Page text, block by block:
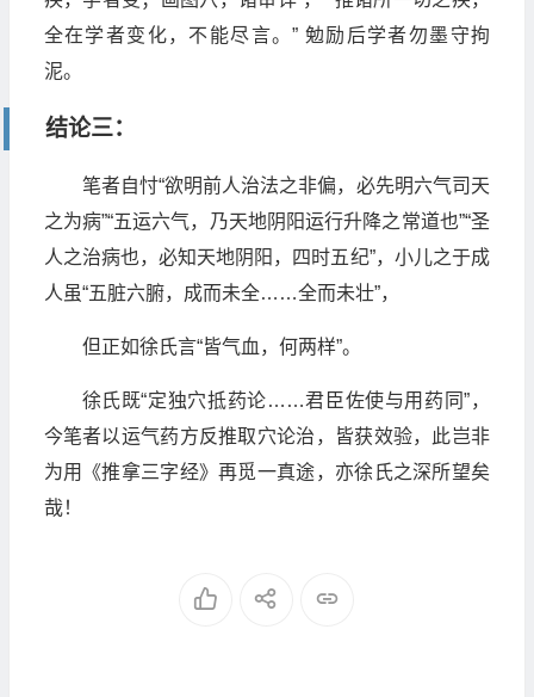
全在学者变化，不能尽言。” 勉励后学者勿墨守拘
泥。
结论三：
笔者自忖“欲明前人治法之非偏，必先明六气司天
之为病”“五运六气，乃天地阴阳运行升降之常道也”“圣
人之治病也，必知天地阴阳，四时五纪”，小儿之于成
人虽“五脏六腑，成而未全……全而未壮”，
但正如徐氏言“皆气血，何两样”。
徐氏既“定独穴抵药论……君臣佐使与用药同”，
今笔者以运气药方反推取穴论治，皆获效验，此岂非
为用《推拿三字经》再觅一真途，亦徐氏之深所望矣
哉！